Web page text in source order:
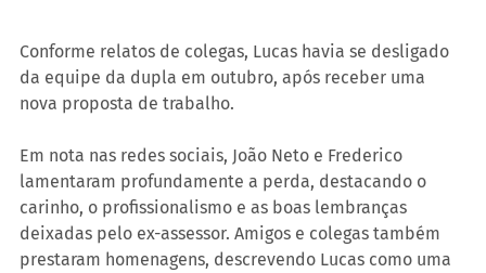
Conforme relatos de colegas, Lucas havia se desligado
da equipe da dupla em outubro, após receber uma
nova proposta de trabalho.
Em nota nas redes sociais, João Neto e Frederico
lamentaram profundamente a perda, destacando o
carinho, o profissionalismo e as boas lembranças
deixadas pelo ex-assessor. Amigos e colegas também
prestaram homenagens, descrevendo Lucas como uma